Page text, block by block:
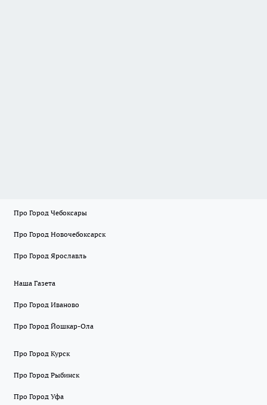
Про Город Чебоксары
Про Город Новочебоксарск
Про Город Ярославль
Наша Газета
Про Город Иваново
Про Город Йошкар-Ола
Про Город Курск
Про Город Рыбинск
Про Город Уфа